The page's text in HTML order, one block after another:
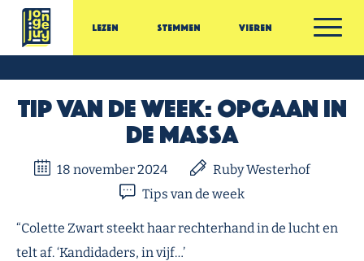
Ga door naar inhoud
Jonge Jury
Lezen Stemmen Vieren
Tip van de Week: Opgaan in
de massa
18 november 2024
Ruby Westerhof
Tips van de week
“Colette Zwart steekt haar rechterhand in de lucht en
telt af. ‘Kandidaders, in vijf…’